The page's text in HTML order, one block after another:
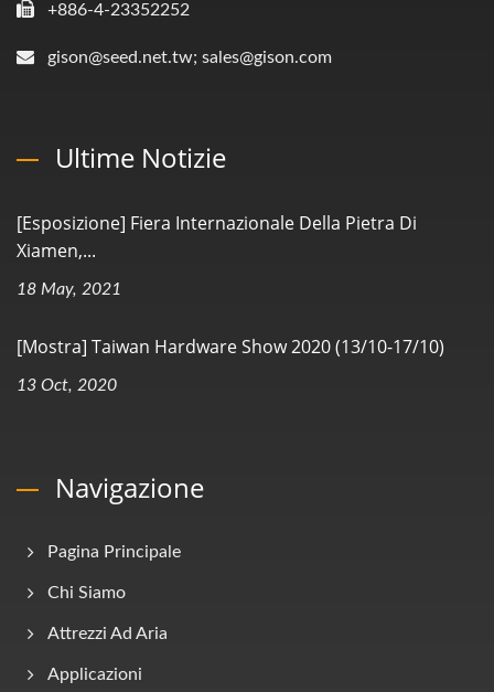
+886-4-23352252
gison@seed.net.tw; sales@gison.com
Ultime Notizie
[Esposizione] Fiera Internazionale Della Pietra Di
Xiamen,...
18 May, 2021
[Mostra] Taiwan Hardware Show 2020 (13/10-17/10)
13 Oct, 2020
Navigazione
Pagina Principale
Chi Siamo
Attrezzi Ad Aria
Applicazioni